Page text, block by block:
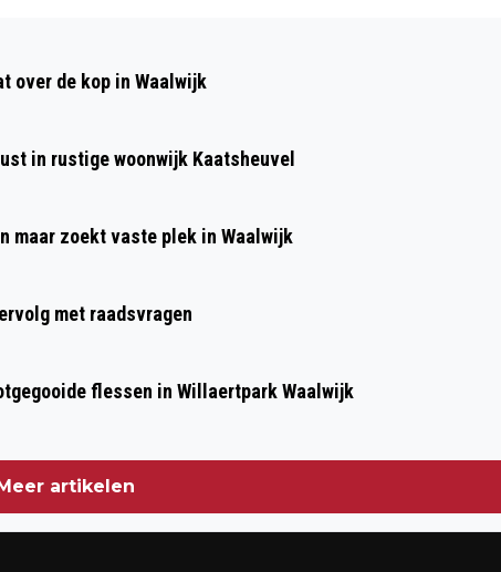
WAALWIJK EN THELOCALGYM
GEZONDE EN GEZELLIGE LANGSTRAAT!
over de kop in Waalwijk
in rustige woonwijk Kaatsheuvel
maar zoekt vaste plek in Waalwijk
met raadsvragen
flessen in Willaertpark Waalwijk
artikelen